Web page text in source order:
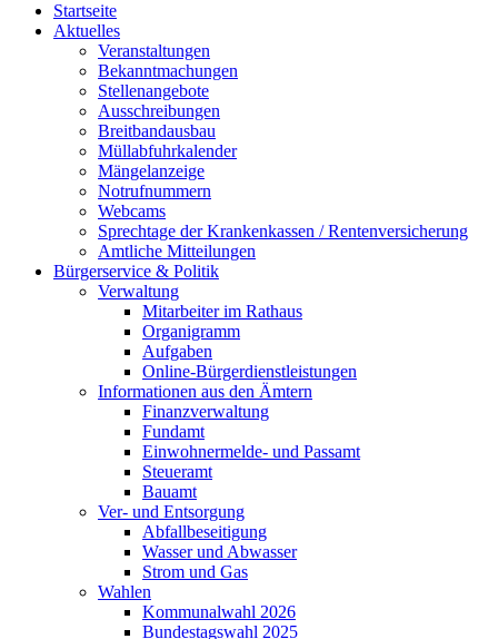
Startseite
Aktuelles
Veranstaltungen
Bekanntmachungen
Stellenangebote
Ausschreibungen
Breitbandausbau
Müllabfuhrkalender
Mängelanzeige
Notrufnummern
Webcams
Sprechtage der Krankenkassen / Rentenversicherung
Amtliche Mitteilungen
Bürgerservice & Politik
Verwaltung
Mitarbeiter im Rathaus
Organigramm
Aufgaben
Online-Bürgerdienstleistungen
Informationen aus den Ämtern
Finanzverwaltung
Fundamt
Einwohnermelde- und Passamt
Steueramt
Bauamt
Ver- und Entsorgung
Abfallbeseitigung
Wasser und Abwasser
Strom und Gas
Wahlen
Kommunalwahl 2026
Bundestagswahl 2025